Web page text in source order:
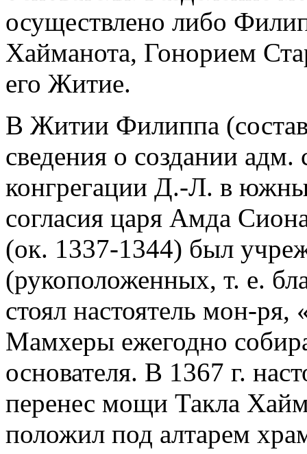
осуществлено либо
Хайманота, Гонорием
его Житие.
В Житии Филиппа
сведения о создании
конгрегации Д.-Л. в
согласия царя Амда
(ок. 1337-1344) был
(рукоположенных, т. е.
стоял настоятель мон-
Мамхеры ежегодно
основателя. В 1367 г.
перенес мощи Такла
положил под алтарем